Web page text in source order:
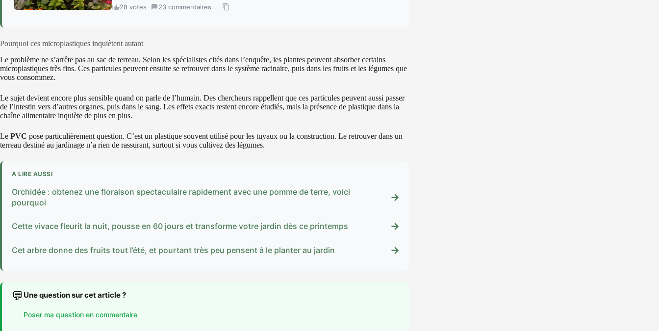
28 votes · 23 commentaires ·
Pourquoi ces microplastiques inquiètent autant
Le problème ne s’arrête pas au sac de terreau. Selon les spécialistes cités dans l’enquête, les plantes peuvent absorber certains
microplastiques très fins. Ces particules peuvent ensuite se retrouver dans le système racinaire, puis dans les fruits et les légumes que
vous consommez.
Le sujet devient encore plus sensible quand on parle de l’humain. Des chercheurs rappellent que ces particules peuvent aussi passer
de l’intestin vers d’autres organes, puis dans le sang. Les effets exacts restent encore étudiés, mais la présence de plastique dans la
chaîne alimentaire inquiète de plus en plus.
Le PVC pose particulièrement question. C’est un plastique souvent utilisé pour les tuyaux ou la construction. Le retrouver dans un
terreau destiné au jardinage n’a rien de rassurant, surtout si vous cultivez des légumes.
A LIRE AUSSI
Orchidée : obtenez une floraison spectaculaire rapidement avec une pomme de terre, voici
pourquoi
→
Cette vivace fleurit la nuit, pousse en 60 jours et transforme votre jardin dès ce printemps →
Cet arbre donne des fruits tout l’été, et pourtant très peu pensent à le planter au jardin →
💬 Une question sur cet article ?
Poser ma question en commentaire